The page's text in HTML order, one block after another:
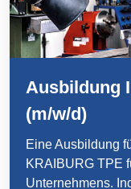
Ausbildung
(m/w/d)
Eine Ausbildung
KRAIBURG TPE
Unternehmens.